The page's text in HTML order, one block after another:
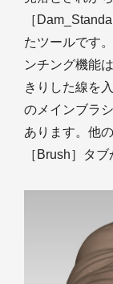
［
たツールです
ンチング機能
きりした線を
のメインブラ
あります。他
［Brush］タ